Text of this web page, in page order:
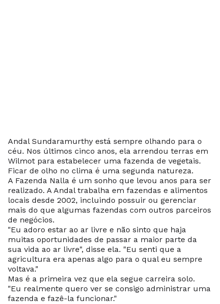
Andal Sundaramurthy está sempre olhando para o
céu. Nos últimos cinco anos, ela arrendou terras em
Wilmot para estabelecer uma fazenda de vegetais.
Ficar de olho no clima é uma segunda natureza.
A Fazenda Nalla é um sonho que levou anos para ser
realizado. A Andal trabalha em fazendas e alimentos
locais desde 2002, incluindo possuir ou gerenciar
mais do que algumas fazendas com outros parceiros
de negócios.
"Eu adoro estar ao ar livre e não sinto que haja
muitas oportunidades de passar a maior parte da
sua vida ao ar livre", disse ela. "Eu senti que a
agricultura era apenas algo para o qual eu sempre
voltava."
Mas é a primeira vez que ela segue carreira solo.
"Eu realmente quero ver se consigo administrar uma
fazenda e fazê-la funcionar."